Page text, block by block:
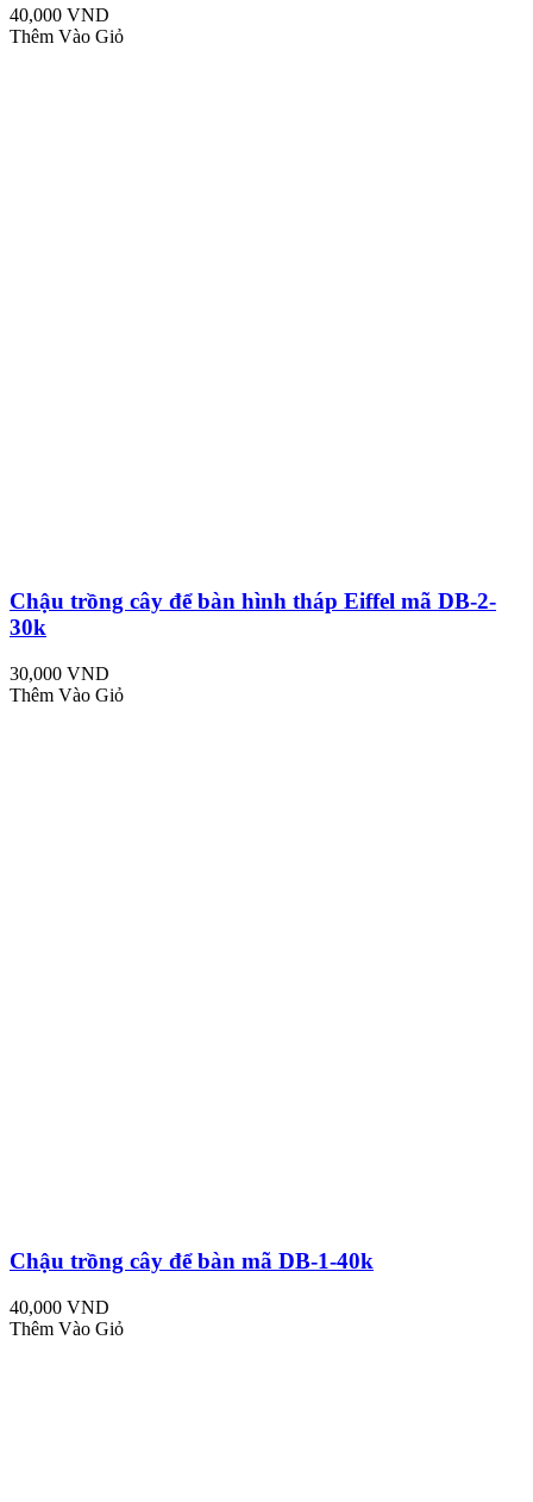
40,000 VND
Thêm Vào Giỏ
Chậu trồng cây để bàn hình tháp Eiffel mã DB-2-
30k
30,000 VND
Thêm Vào Giỏ
Chậu trồng cây để bàn mã DB-1-40k
40,000 VND
Thêm Vào Giỏ